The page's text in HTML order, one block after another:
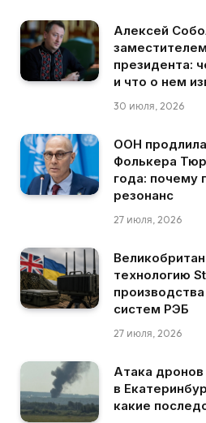
Алексей
президента:
и что о нем
30 июля, 2026
ООН
Фолькера
года: почему
резонанс
27 июля, 2026
технологию
систем РЭБ
27 июля, 2026
Атака
в
какие